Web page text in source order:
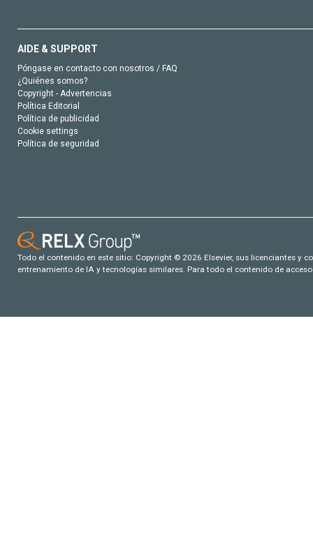
AIDE & SUPPORT
Póngase en contacto con nosotros / FAQ
¿Quiénes somos?
Copyright - Advertencias
Política Editorial
Política de publicidad
Cookie settings
Política de seguridad
Todo el contenido en este sitio: Copyright © 2026 Elsevier, sus licenciantes y
entrenamiento de IA y tecnologías similares. Para todo el contenido de